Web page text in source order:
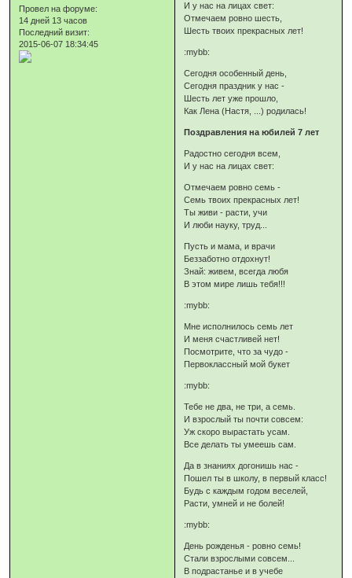
Провел на форуме:
14 дней 13 часов
Последний визит:
2015-06-07 18:34:45
И у нас на лицах свет:
Отмечаем ровно шесть,
Шесть твоих прекрасных лет!
:mybb:
Сегодня особенный день,
Сегодня праздник у нас -
Шесть лет уже прошло,
Как Лена (Настя, ...) родилась!
Поздравления на юбилей 7 лет
Радостно сегодня всем,
И у нас на лицах свет:
Отмечаем ровно семь -
Семь твоих прекрасных лет!
Ты живи - расти, учи
И люби науку, труд...
Пусть и мама, и врачи
Беззаботно отдохнут!
Знай: живем, всегда любя
В этом мире лишь тебя!!!
:mybb:
Мне исполнилось семь лет
И меня счастливей нет!
Посмотрите, что за чудо -
Первоклассный мой букет
:mybb:
Тебе не два, не три, а семь.
И взрослый ты почти совсем:
Уж скоро вырастать усам.
Все делать ты умеешь сам.
Да в знаниях догонишь нас -
Пошел ты в школу, в первый класс!
Будь с каждым годом веселей,
Расти, умней и не болей!
:mybb:
День рожденья - ровно семь!
Стали взрослыми совсем...
В подрастанье и в учебе